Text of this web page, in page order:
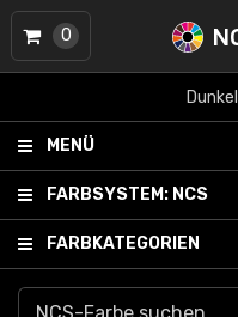
Dunkel
MENÜ
FARBSYSTEM: NCS
FARBKATEGORIEN
0